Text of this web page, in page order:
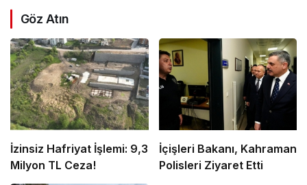
Göz Atın
İzinsiz Hafriyat İşlemi: 9,3
Milyon TL Ceza!
İçişleri Bakanı, Kahraman
Polisleri Ziyaret Etti